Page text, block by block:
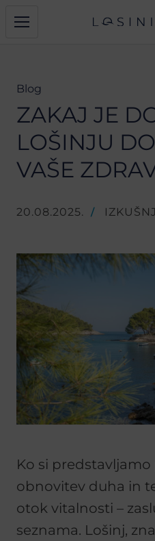
Blog
ZAKAJ JE
LOŠINJU
VAŠE
20.08.2025. /
Ko si
obnovitev duha in
otok vitalnosti –
seznama. Lošinj,